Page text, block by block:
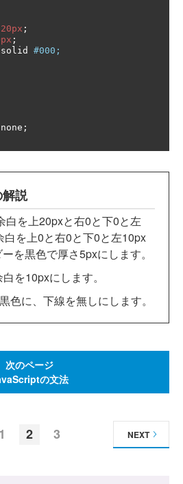
20px ;
;
solid #000;
none ;
説
白を上20pxと右0と下0と左
を上0と右0と下0と左10px
を黒色で厚さ5pxにします。
を10pxにします。
色に、下線を無しにします。
次のページ
の文法
1 2 3 NEXT